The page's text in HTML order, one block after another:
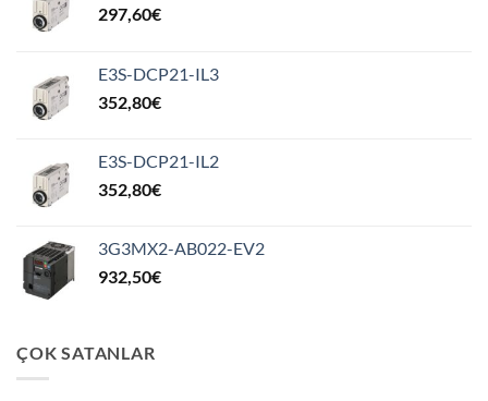
297,60€
E3S-DCP21-IL3
352,80€
E3S-DCP21-IL2
352,80€
3G3MX2-AB022-EV2
932,50€
ÇOK SATANLAR